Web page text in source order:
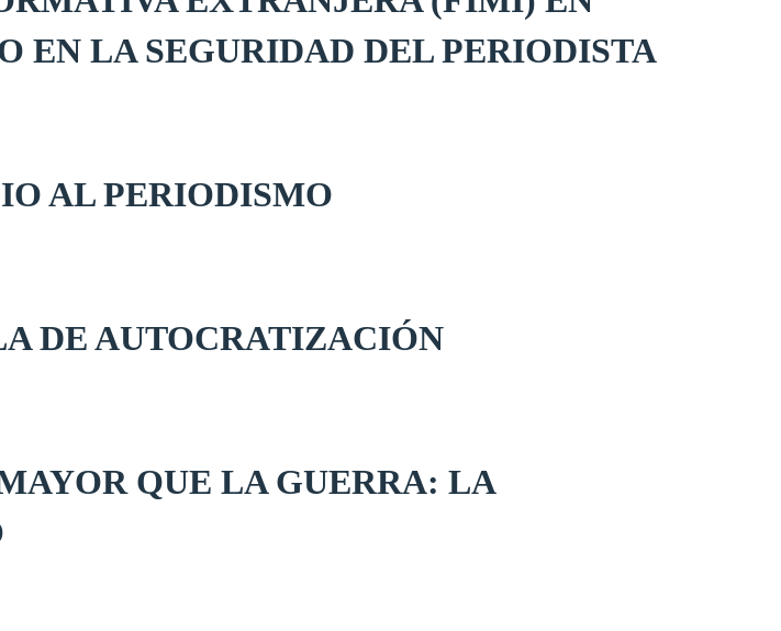
EN LA SEGURIDAD DEL PERIODISTA
AL PERIODISMO
DE AUTOCRATIZACIÓN
QUE LA GUERRA: LA